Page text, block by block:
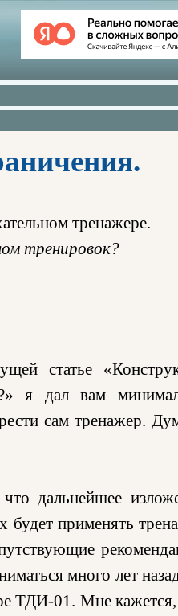
тренажере.
тренировок?
статье
я дал вам
сам тренажер.
дальнейшее
будет применять
много лет
ТДИ-01. Мне